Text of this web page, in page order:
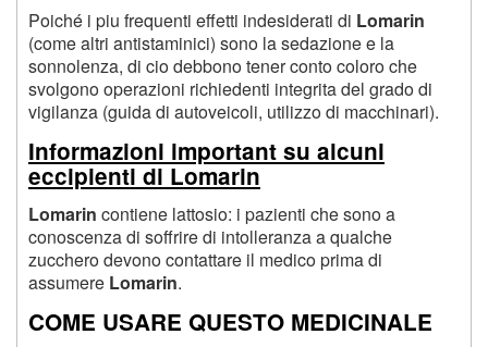
Poiché i piu frequenti effetti indesiderati di Lomarin
(come altri antistaminici) sono la sedazione e la
sonnolenza, di cio debbono tener conto coloro che
svolgono operazioni richiedenti integrita del grado di
vigilanza (guida di autoveicoli, utilizzo di macchinari).
Informazioni important su alcuni
eccipienti di Lomarin
Lomarin contiene lattosio: i pazienti che sono a
conoscenza di soffrire di intolleranza a qualche
zucchero devono contattare il medico prima di
assumere Lomarin.
COME USARE QUESTO MEDICINALE